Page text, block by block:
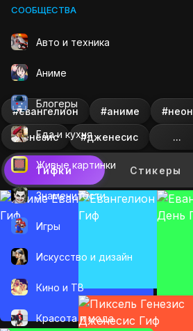
СООБЩЕСТВА
Авто и техника
Аниме
Блогеры
Еда и кухня
Живые картинки
Знаменитости
Игры
Искусcтво и дизайн
Кино и ТВ
Красота и мода
#евангелион #аниме #неон
#генезис #дженесис ...
Гифки Стикеры